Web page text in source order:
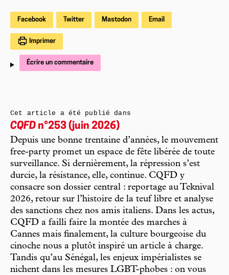
Facebook Twitter Mastodon Email
Imprimer
Écrire un commentaire
Cet article a été publié dans
CQFD n°253 (juin 2026)
Depuis une bonne trentaine d’années, le mouvement
free-party promet un espace de fête libérée de toute
surveillance. Si dernièrement, la répression s’est
durcie, la résistance, elle, continue. CQFD y
consacre son dossier central : reportage au Teknival
2026, retour sur l’histoire de la teuf libre et analyse
des sanctions chez nos amis italiens. Dans les actus,
CQFD a failli faire la montée des marches à
Cannes mais finalement, la culture bourgeoise du
cinoche nous a plutôt inspiré un article à charge.
Tandis qu’au Sénégal, les enjeux impérialistes se
nichent dans les mesures LGBT-phobes : on vous